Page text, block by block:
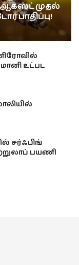
முதல்
பாதிப்பு!
உட்பட
சர்ஃபிங்
பயணி